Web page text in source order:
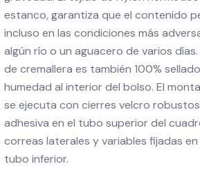
estanco, garantiza que el contenido
incluso en las condiciones más
algún río o un aguacero de varios
de cremallera es también 100%
humedad al interior del bolso. El
se ejecuta con cierres velcro
adhesiva en el tubo superior del
correas laterales y variables fijadas en
tubo inferior.